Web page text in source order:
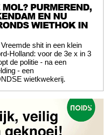
PURMEREND,
EN NU
WIETHOK IN
shit in een klein
Holland: voor de 3e x in 3
de politie - na een
- een
wietkwekerij.